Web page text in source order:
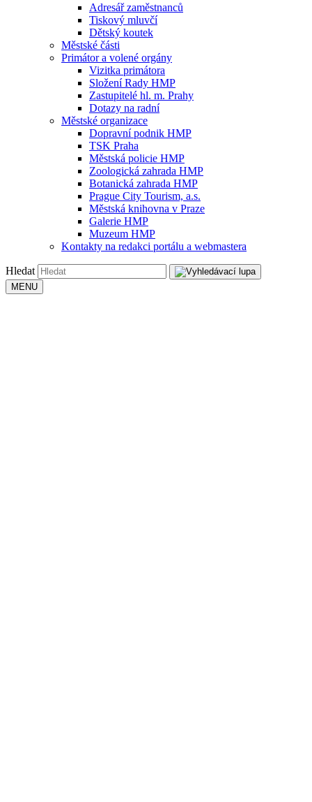
Adresář zaměstnanců
Tiskový mluvčí
Dětský koutek
Městské části
Primátor a volené orgány
Vizitka primátora
Složení Rady HMP
Zastupitelé hl. m. Prahy
Dotazy na radní
Městské organizace
Dopravní podnik HMP
TSK Praha
Městská policie HMP
Zoologická zahrada HMP
Botanická zahrada HMP
Prague City Tourism, a.s.
Městská knihovna v Praze
Galerie HMP
Muzeum HMP
Kontakty na redakci portálu a webmastera
Hledat
MENU